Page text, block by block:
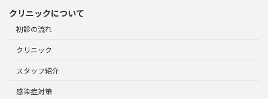
クリニックについて
初診の流れ
クリニック
スタッフ紹介
感染症対策